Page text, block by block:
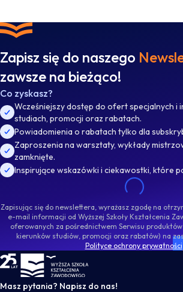
Zapisz się do naszego
zawsze na bieżąco!
Co zyskasz?
Wcześniejszy dostęp do ofert specjalnych i
studiach, promocji oraz rabatach.
Powiadomienia o rabatach tylko dla
Zaproszenia na warsztaty, wykłady
zamknięte.
Inspirujące wskazówki i ciekawostki, które
Zapisując się do newslettera, wyrażasz zgodę na
e-mail informacji od Wyższej Szkoły Kształcenia
oferowanych za pośrednictwem Serwisu
kierunków studiów, promocji oraz rabatów) na
Polityce ochrony prywatności
WSKZ - strona główna
Masz pytania? Napisz do nas!